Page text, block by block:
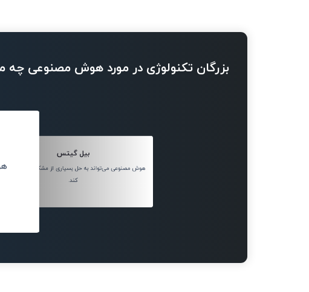
بزرگان تکنولوژی در مورد هوش مصنوعی چه
بیل گیتس
هوش مصنوعی می‌تواند به حل بسیاری از مشکلات جهان کمک
کند.